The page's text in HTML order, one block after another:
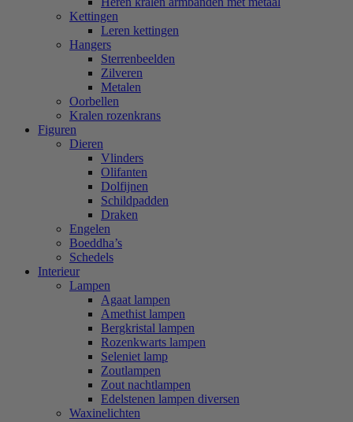
Kettingen
Leren kettingen
Hangers
Sterrenbeelden
Zilveren
Metalen
Oorbellen
Kralen rozenkrans
Figuren
Dieren
Vlinders
Olifanten
Dolfijnen
Schildpadden
Draken
Engelen
Boeddha’s
Schedels
Interieur
Lampen
Agaat lampen
Amethist lampen
Bergkristal lampen
Rozenkwarts lampen
Seleniet lamp
Zoutlampen
Zout nachtlampen
Edelstenen lampen diversen
Waxinelichten